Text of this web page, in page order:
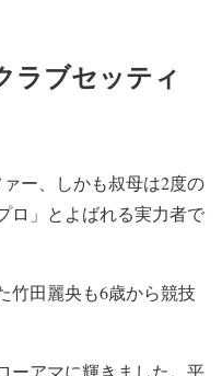
ラブセッティ
ー、しかも叔母は2度の
ロ」とよばれる実力者で
竹田麗央も6歳から競技
ーアマに輝きました。平